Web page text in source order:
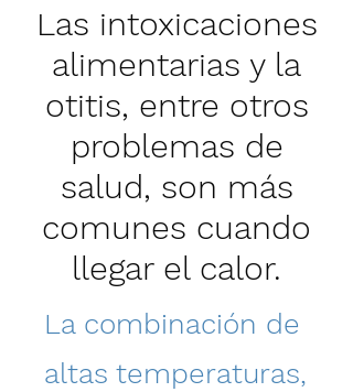
Las intoxicaciones
alimentarias y la
otitis, entre otros
problemas de
salud, son más
comunes cuando
llegar el calor.
La combinación de
altas temperaturas,